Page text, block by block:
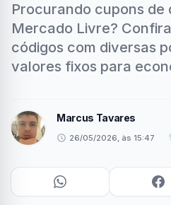
Procurando cupons de
Mercado Livre?
códigos com diversas
valores fixos para
Marcus Tavares
26/05/2026, às 15:47 ·